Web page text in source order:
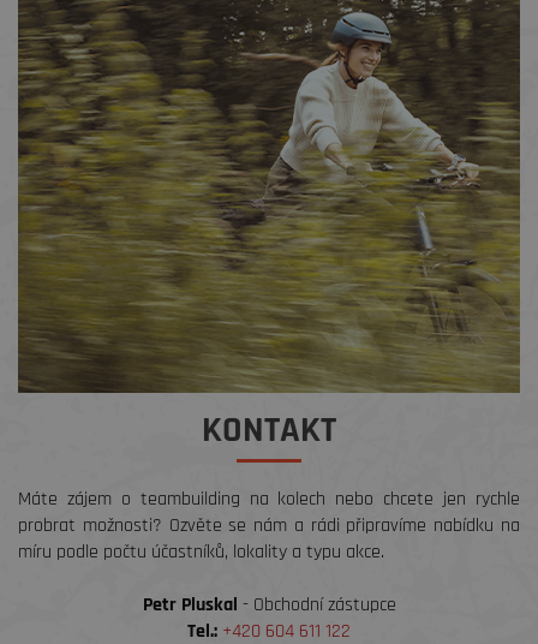
KONTAKT
Máte zájem o teambuilding na kolech nebo chcete jen rychle
probrat možnosti? Ozvěte se nám a rádi připravíme nabídku na
míru podle počtu účastníků, lokality a typu akce.
Petr Pluskal - Obchodní zástupce
Tel.: +420 604 611 122